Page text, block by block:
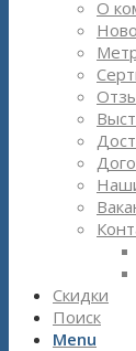
О
Скидки
Поиск
Menu